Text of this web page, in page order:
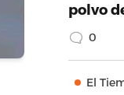
polvo
0
El